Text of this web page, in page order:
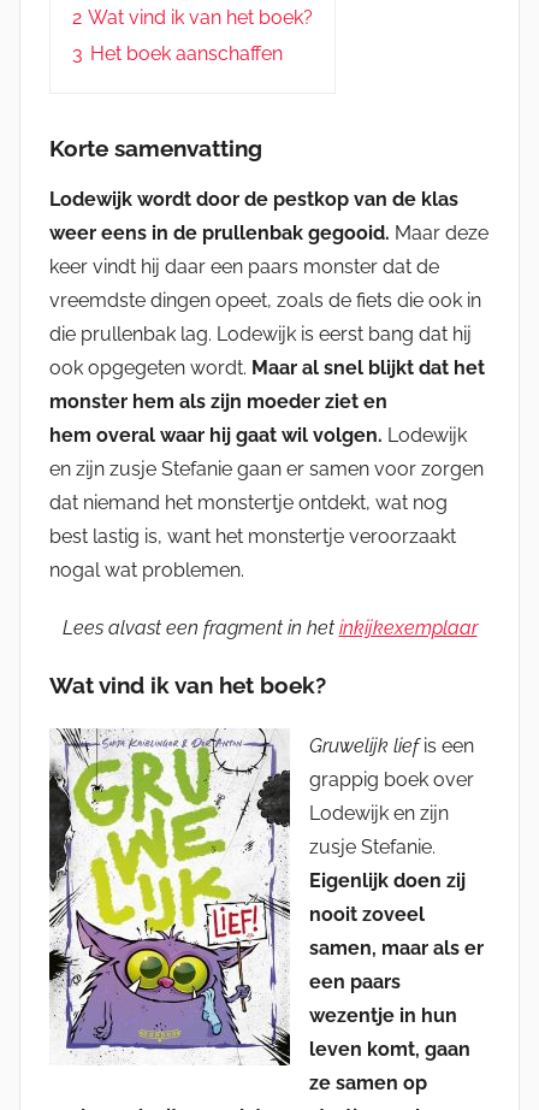
2 Wat vind ik van het boek?
3 Het boek aanschaffen
Korte samenvatting
Lodewijk wordt door de pestkop van de klas
weer eens in de prullenbak gegooid. Maar deze
keer vindt hij daar een paars monster dat de
vreemdste dingen opeet, zoals de fiets die ook in
die prullenbak lag. Lodewijk is eerst bang dat hij
ook opgegeten wordt. Maar al snel blijkt dat het
monster hem als zijn moeder ziet en
hem overal waar hij gaat wil volgen. Lodewijk
en zijn zusje Stefanie gaan er samen voor zorgen
dat niemand het monstertje ontdekt, wat nog
best lastig is, want het monstertje veroorzaakt
nogal wat problemen.
Lees alvast een fragment in het inkijkexemplaar
Wat vind ik van het boek?
Gruwelijk liefis een
grappig boek over
Lodewijk en zijn
zusje Stefanie.
Eigenlijk doen zij
nooit zoveel
samen, maar als er
een paars
wezentje in hun
leven komt, gaan
ze samen op